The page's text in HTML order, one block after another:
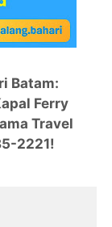
Batam:
Ferry
Travel
2221!